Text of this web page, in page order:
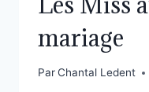
mariage
ParChantal Ledent